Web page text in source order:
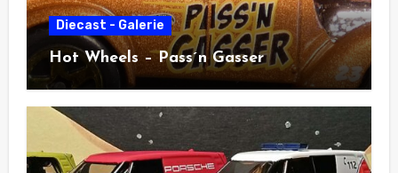
Diecast - Galerie
Hot Wheels – Pass´n Gasser